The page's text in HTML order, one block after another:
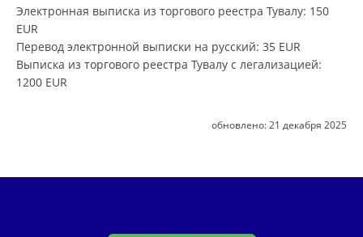
Электронная выписка из торгового реестра Тувалу: 150
EUR
Перевод электронной выписки на русский: 35 EUR
Выписка из торгового реестра Тувалу с легализацией:
1200 EUR
обновлено: 21 декабря 2025